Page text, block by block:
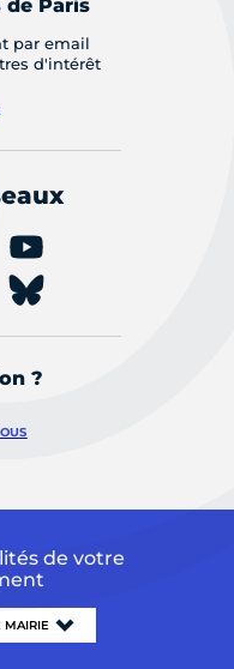
de Paris
par email
d'intérêt
?
de votre